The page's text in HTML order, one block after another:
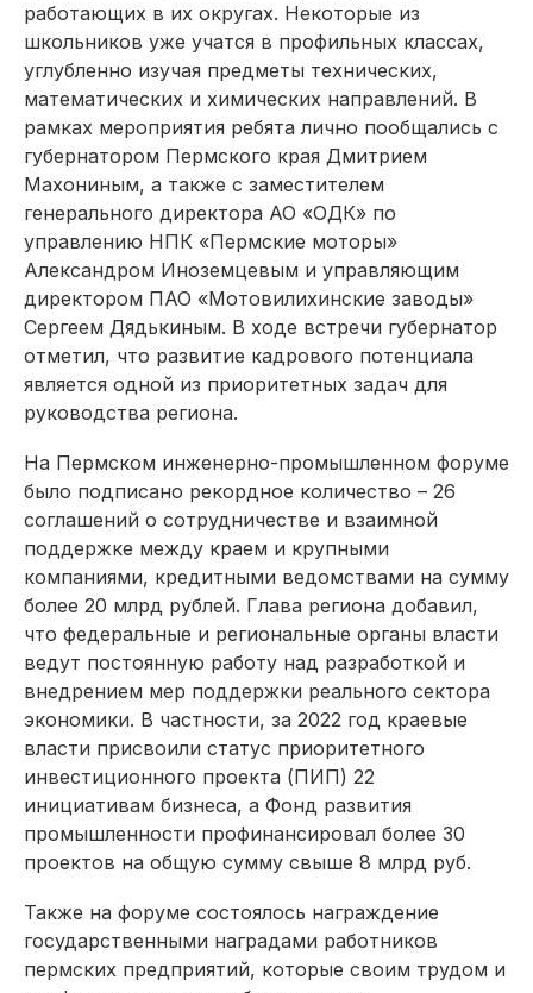
работающих в их округах. Некоторые из
школьников уже учатся в профильных классах,
углубленно изучая предметы технических,
математических и химических направлений. В
рамках мероприятия ребята лично пообщались с
губернатором Пермского края Дмитрием
Махониным, а также с заместителем
генерального директора АО «ОДК» по
управлению НПК «Пермские моторы»
Александром Иноземцевым и управляющим
директором ПАО «Мотовилихинские заводы»
Сергеем Дядькиным. В ходе встречи губернатор
отметил, что развитие кадрового потенциала
является одной из приоритетных задач для
руководства региона.
На Пермском инженерно-промышленном форуме
было подписано рекордное количество – 26
соглашений о сотрудничестве и взаимной
поддержке между краем и крупными
компаниями, кредитными ведомствами на сумму
более 20 млрд рублей. Глава региона добавил,
что федеральные и региональные органы власти
ведут постоянную работу над разработкой и
внедрением мер поддержки реального сектора
экономики. В частности, за 2022 год краевые
власти присвоили статус приоритетного
инвестиционного проекта (ПИП) 22
инициативам бизнеса, а Фонд развития
промышленности профинансировал более 30
проектов на общую сумму свыше 8 млрд руб.
Также на форуме состоялось награждение
государственными наградами работников
пермских предприятий, которые своим трудом и